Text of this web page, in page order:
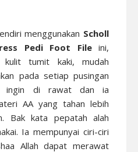
menggunakan Scholl
Pedi Foot Fileini,
tumit kaki, mudah
pada setiap pusingan
ingin di rawat dan ia
AA yang tahan lebih
Bak kata pepatah alah
Ia mempunyai ciri-ciri
Allah dapat merawat